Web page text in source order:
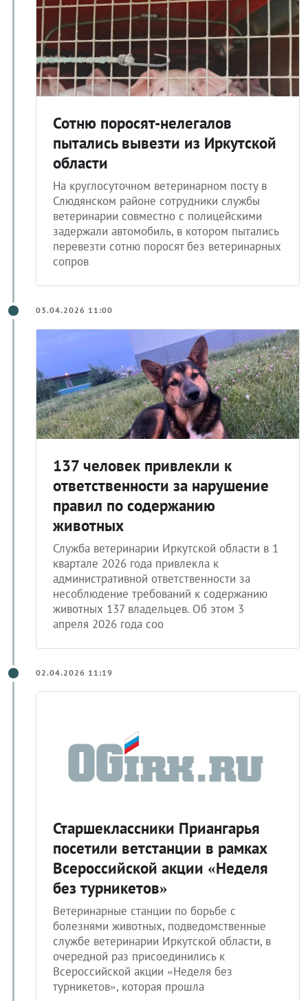
Сотню поросят-нелегалов
пытались вывезти из Иркутской
На круглосуточном ветеринарном посту в
Слюдянском районе сотрудники службы
ветеринарии совместно с полицейскими
задержали автомобиль, в котором пытались
перевезти сотню поросят без ветеринарных
137 человек привлекли к
ответственности за нарушение
правил по содержанию
животных
Служба ветеринарии Иркутской области в 1
квартале 2026 года привлекла к
административной ответственности за
несоблюдение требований к содержанию
животных 137 владельцев. Об этом 3
Старшеклассники Приангарья
посетили ветстанции в рамках
Всероссийской акции «Неделя
без турникетов»
Ветеринарные станции по борьбе с
болезнями животных, подведомственные
службе ветеринарии Иркутской области, в
очередной раз присоединились к
Всероссийской акции «Неделя без